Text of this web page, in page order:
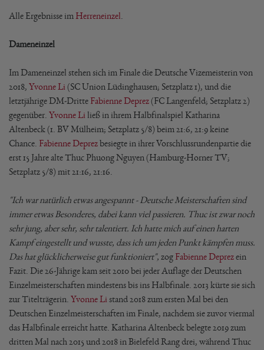
Alle Ergebnisse im Herreneinzel
Dameneinzel
Im Dameneinzel stehen sich im Finale die Deutsche Vizemeisterin von
2018, Yvonne Li (SC Union Lüdinghausen; Setzplatz 1), und die
letztjährige DM-Dritte Fabienne Deprez(FC Langenfeld; Setzplatz 2)
gegenüber. Yvonne Li ließ in ihrem Halbfinalspiel Katharina
Altenbeck (1. BV Mülheim; Setzplatz 5/8) beim 21:6, 21:9 keine
Chance. Fabienne Deprezbesiegte in ihrer Vorschlussrundenpartie die
erst 15 Jahre alte Thuc Phuong Nguyen (Hamburg-Horner TV;
Setzplatz 5/8) mit 21:16, 21:16.
"Ich war natürlich etwas angespannt - Deutsche Meisterschaften sind
immer etwas Besonderes, dabei kann viel passieren. Thuc ist zwar noch
sehr jung, aber sehr, sehr talentiert. Ich hatte mich auf einen harten
Kampf eingestellt und wusste, dass ich um jeden Punkt kämpfen muss.
Das hat glücklicherweise gut funktioniert", zog Fabienne Deprezein
Fazit. Die 26-Jährige kam seit 2010 bei jeder Auflage der Deutschen
Einzelmeisterschaften mindestens bis ins Halbfinale. 2013 kürte sie sich
zur Titelträgerin. Yvonne Li stand 2018 zum ersten Mal bei den
Deutschen Einzelmeisterschaften im Finale, nachdem sie zuvor viermal
das Halbfinale erreicht hatte. Katharina Altenbeck belegte 2019 zum
dritten Mal nach 2015 und 2018 in Bielefeld Rang drei, während Thuc